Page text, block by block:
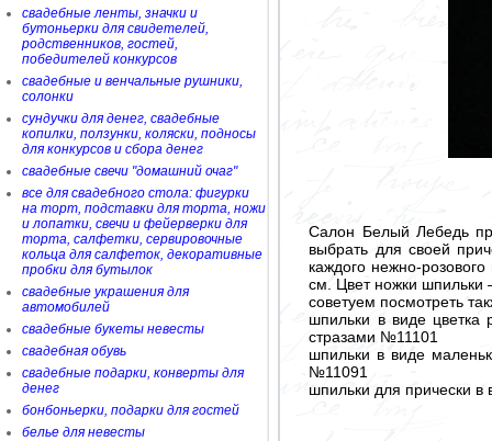
свадебные ленты, значки и
бутоньерки для свидетелей,
родственников, гостей,
победителей конкурсов
свадебные и венчальные рушники,
солонки
сундучки для денег, свадебные
копилки, ползунки, коляски, подносы
для конкурсов и сбора денег
свадебные свечи "домашний очаг"
все для свадебного стола: фигурки
на торт, подставки для торта, ножи
и лопатки, свечи и фейерверки для
торта, салфетки, сервировочные
кольца для салфеток, декоративные
пробки для бутылок
свадебные украшения для
автомобилей
свадебные букеты невесты
свадебная обувь
свадебные подарки, конверты для
денег
бонбоньерки, подарки для гостей
белье для невесты
Салон Белый Лебедь
выбрать для своей
каждого нежно-
см. Цвет ножки шпильки
советуем посмотреть
шпильки в виде цветка
стразами №11101
шпильки в виде
№11091
шпильки для прически